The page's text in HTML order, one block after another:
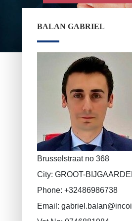
BALAN GABRIEL
Brusselstraat no 368
City: GROOT-
Phone: +32486986738
Email:
Epargne pension, épargne à long terme
Epargne enfant
Assurance décès
RC Exploitation / RC Professionnel
Accident de travail
Assurance décennale
Protection juridique
PLCI pour les indépendants
VAN BOUWEL Cornelia